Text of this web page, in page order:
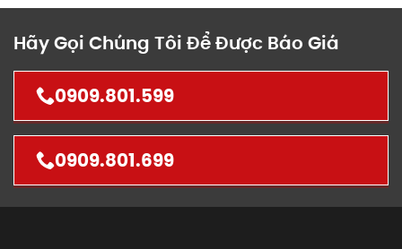
Hãy Gọi Chúng Tôi Để Được Báo Giá
0909.801.599
0909.801.699